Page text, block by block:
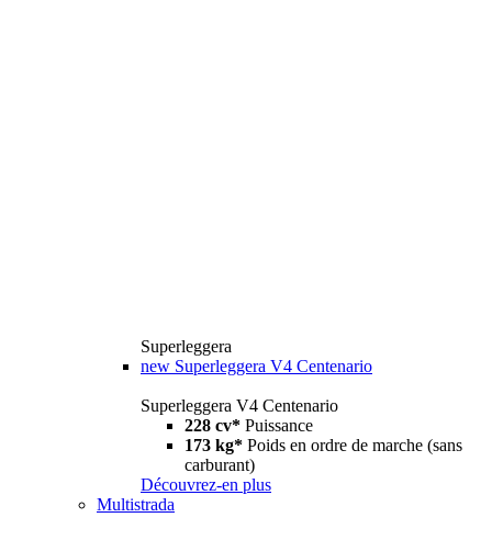
Superleggera
new Superleggera V4 Centenario
Superleggera V4 Centenario
228 cv* Puissance
173 kg* Poids en ordre de marche (sans
carburant)
Découvrez-en plus
Multistrada